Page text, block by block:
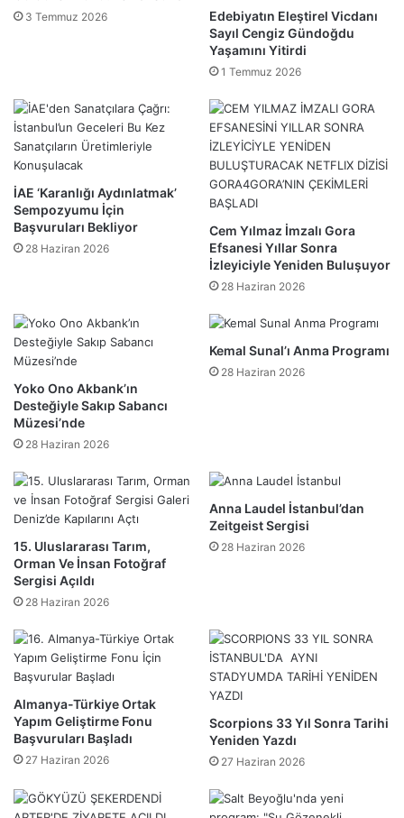
3 Temmuz 2026
Edebiyatın Eleştirel Vicdanı
Sayıl Cengiz Gündoğdu
Yaşamını Yitirdi
1 Temmuz 2026
İAE ‘Karanlığı Aydınlatmak’
Sempozyumu İçin
Başvuruları Bekliyor
28 Haziran 2026
Cem Yılmaz İmzalı Gora
Efsanesi Yıllar Sonra
İzleyiciyle Yeniden Buluşuyor
28 Haziran 2026
Yoko Ono Akbank’ın
Desteğiyle Sakıp Sabancı
Müzesi’nde
28 Haziran 2026
Kemal Sunal’ı Anma Programı
28 Haziran 2026
15. Uluslararası Tarım,
Orman Ve İnsan Fotoğraf
Sergisi Açıldı
28 Haziran 2026
Anna Laudel İstanbul’dan
Zeitgeist Sergisi
28 Haziran 2026
Almanya-Türkiye Ortak
Yapım Geliştirme Fonu
Başvuruları Başladı
27 Haziran 2026
Scorpions 33 Yıl Sonra Tarihi
Yeniden Yazdı
27 Haziran 2026